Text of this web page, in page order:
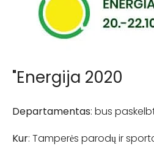
"Energija 2020
Departamentas: bus
Kur: Tamperės parodų ir